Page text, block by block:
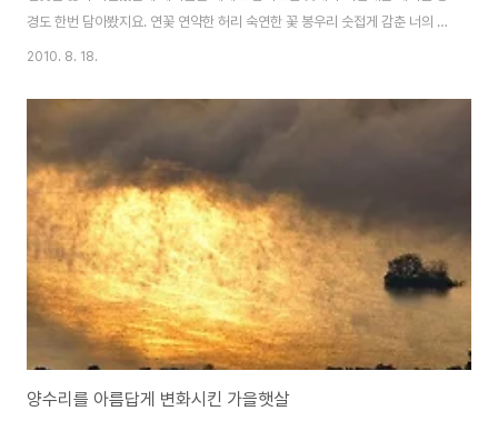
경도 한번 담아봤지요. 연꽃 연약한 허리 숙연한 꽃 봉우리 숫접게 감춘 너의 연
보라 미소 첫사랑 때 그녀의 참신하던 모습 구정물 거른 그 사랑 네 뿌리에 칭칭
꽃들도 이제 제법 많이 꽃들이 지고, 내년에 다시 인사해야 할 것 같네요 안녕~
이름을 알게된 검은잉어 연못 샷 보너스~
2010. 8. 18.
양수리를 아름답게 변화시킨 가을햇살